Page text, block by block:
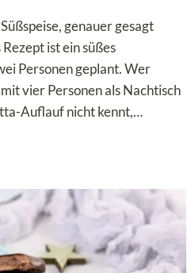
genauer gesagt
ist ein süßes
Personen geplant. Wer
vier Personen als Nachtisch
Auflauf nicht kennt,…